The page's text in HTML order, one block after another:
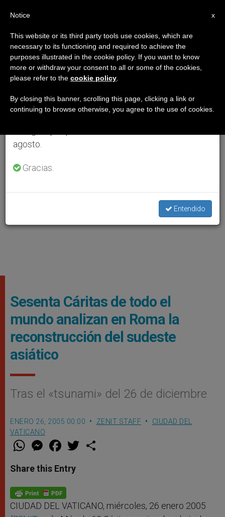
Sesenta Cáritas de todo el
mundo analizan en Roma la
reconstrucción del sudeste
asiático
Tras el «tsunami» del 26 de diciembre
ENERO 26, 2005 00:00 ZENIT STAFF
CIUDAD DEL
VATICANO
W
t
s
p
p
M
e
s
e
g
e
r
F
a
e
b
o
k
w
Share this Entry
CIUDAD DEL VATICANO, miércoles, 26 enero 2005
×
Aviso importante
Del 27 de julio al 7 de agosto haremos la pausa
anual, aprovechando que en el periodo de verano
se generan menos informaciones y también el
agosto.
Gracias.
Entendido
x
Notice
This website or its third party tools use cookies, which are
necessary to its functioning and required to achieve the
purposes illustrated in the cookie policy. If you want to know
more or withdraw your consent to all or some of the cookies,
please refer to the cookie policy
By closing this banner, scrolling this page, clicking a link or
continuing to browse otherwise, you agree to the use of cookies.